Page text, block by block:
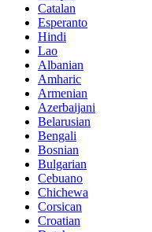
Catalan
Esperanto
Hindi
Lao
Albanian
Amharic
Armenian
Azerbaijani
Belarusian
Bengali
Bosnian
Bulgarian
Cebuano
Chichewa
Corsican
Croatian